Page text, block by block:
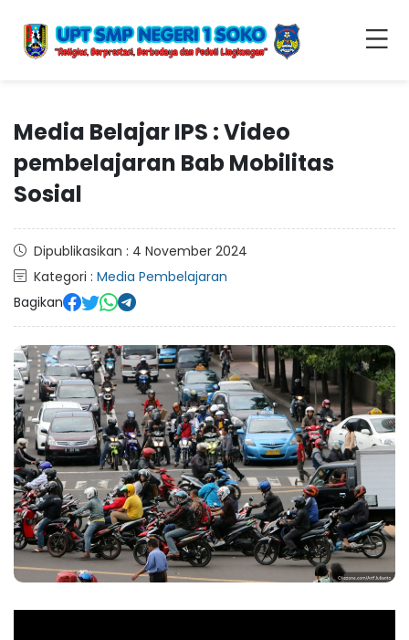
Media Belajar IPS : Video
pembelajaran Bab Mobilitas
Sosial
Dipublikasikan : 4 November 2024
Kategori : Media Pembelajaran
Bagikan